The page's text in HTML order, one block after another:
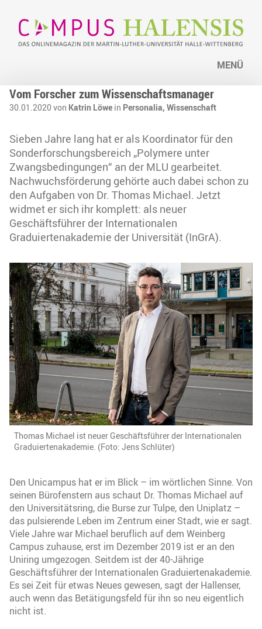
MENÜ
Vom Forscher zum Wissenschaftsmanager
30.01.2020 von Katrin Löwe in Personalia, Wissenschaft
Sieben Jahre lang hat er als Koordinator für den
Sonderforschungsbereich „Polymere unter
Zwangsbedingungen“ an der MLU gearbeitet.
Nachwuchsförderung gehörte auch dabei schon zu
den Aufgaben von Dr. Thomas Michael. Jetzt
widmet er sich ihr komplett: als neuer
Geschäftsführer der Internationalen
Graduiertenakademie der Universität (InGrA).
Thomas Michael ist neuer Geschäftsführer der Internationalen
Graduiertenakademie. (Foto: Jens Schlüter)
Den Unicampus hat er im Blick – im wörtlichen Sinne. Von
seinen Bürofenstern aus schaut Dr. Thomas Michael auf
den Universitätsring, die Burse zur Tulpe, den Uniplatz –
das pulsierende Leben im Zentrum einer Stadt, wie er sagt.
Viele Jahre war Michael beruflich auf dem Weinberg
Campus zuhause, erst im Dezember 2019 ist er an den
Uniring umgezogen. Seitdem ist der 40-Jährige
Geschäftsführer der Internationalen Graduiertenakademie.
Es sei Zeit für etwas Neues gewesen, sagt der Hallenser,
auch wenn das Betätigungsfeld für ihn so neu eigentlich
nicht ist.